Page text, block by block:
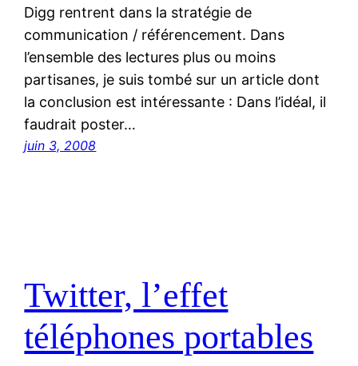
Digg rentrent dans la stratégie de
communication / référencement. Dans
l’ensemble des lectures plus ou moins
partisanes, je suis tombé sur un article dont
la conclusion est intéressante : Dans l’idéal, il
faudrait poster…
juin 3, 2008
Twitter, l’effet
téléphones portables